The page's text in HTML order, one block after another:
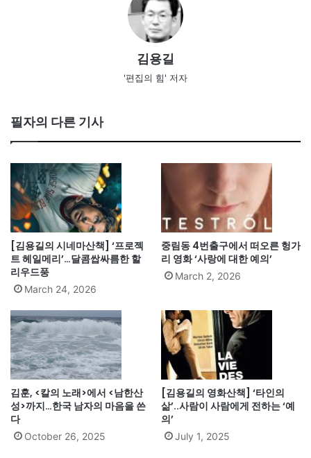
김용길
'편집의 힘' 저자
필자의 다른 기사
[김용길의 시네마산책] ‘프로젝
트 헤일메리’…달콤쌉싸름한 할
리우드풍
March 24, 2026
중림동 4번출구에서 떠오른 헝가
리 영화 ‘사랑에 대한 예의’
March 2, 2026
김훈, <칼의 노래>에서 <남한산
성>까지…한국 남자의 마음을 쓴
다
October 26, 2025
[김용길의 영화산책] ‘타인의
삶’..사람이 사람에게 전하는 ‘예
의’
July 1, 2025